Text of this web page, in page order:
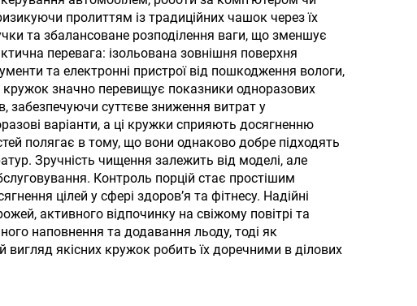
холодних напоїв
пролиттям із традиційних чашок через їх
та збалансоване розподілення ваги, що зменшує
перевага: ізольована зовнішня поверхня
та електронні пристрої від пошкодження вологи,
значно перевищує показники одноразових
забезпечуючи суттєве зниження витрат у
варіанти, а ці кружки сприяють досягненню
полягає в тому, що вони однаково добре підходять
Зручність чищення залежить від моделі, але
Контроль порцій стає простішим
цілей у сфері здоров’я та фітнесу. Надійні
активного відпочинку на свіжому повітрі та
наповнення та додавання льоду, тоді як
якісних кружок робить їх доречними в ділових